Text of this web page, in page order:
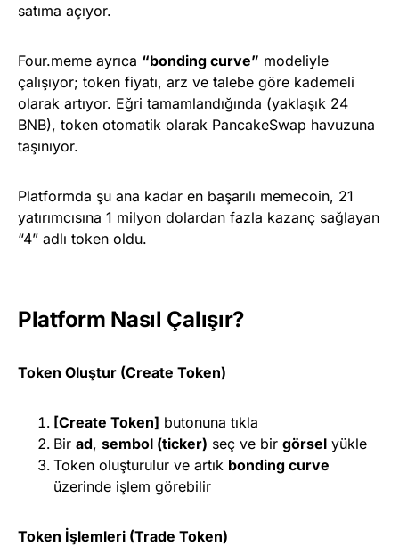
satıma açıyor.
Four.meme ayrıca “bonding curve” modeliyle
çalışıyor; token fiyatı, arz ve talebe göre kademeli
olarak artıyor. Eğri tamamlandığında (yaklaşık 24
BNB), token otomatik olarak PancakeSwap havuzuna
taşınıyor.
Platformda şu ana kadar en başarılı memecoin, 21
yatırımcısına 1 milyon dolardan fazla kazanç sağlayan
“4” adlı token oldu.
Platform Nasıl Çalışır?
Token Oluştur (Create Token)
[Create Token] butonuna tıkla
Bir ad, sembol (ticker) seç ve bir görsel yükle
Token oluşturulur ve artık bonding curve
üzerinde işlem görebilir
Token İşlemleri (Trade Token)